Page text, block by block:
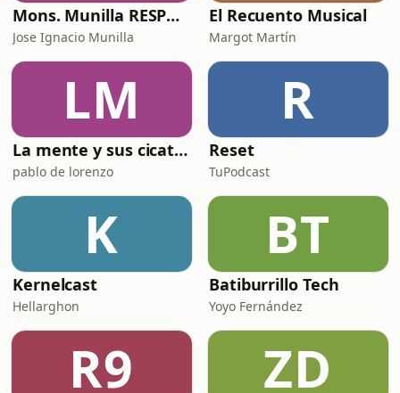
Mons. Munilla RESPONDE
Jose Ignacio Munilla
El Recuento Musical
Margot Martín
LM
La mente y sus cicatrices
pablo de lorenzo
R
Reset
TuPodcast
K
Kernelcast
Hellarghon
BT
Batiburrillo Tech
Yoyo Fernández
R9 ZD